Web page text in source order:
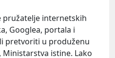
pružatelje internetskih
Googlea, portala i
pretvoriti u produženu
istine. Lako